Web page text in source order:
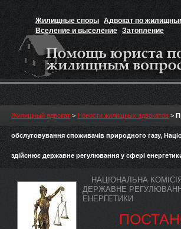
Жилищные споры Адвокат по
Вселение и выселение Затопление
Признание прав на жильё
Жилищный адвокат > Новости жилищных адвокатов >
обслуговування споживачів природного газу,
здійснює державне регулювання у сфері
НАЦІОНАЛЬНА
ДЕРЖАВНЕ
ЕНЕРГЕТИКИ